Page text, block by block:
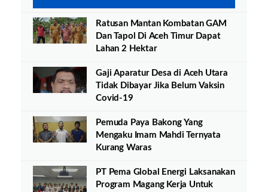
Ratusan Mantan Kombatan GAM
Dan Tapol Di Aceh Timur Dapat
Lahan 2 Hektar
Gaji Aparatur Desa di Aceh Utara
Tidak Dibayar Jika Belum Vaksin
Covid-19
Pemuda Paya Bakong Yang
Mengaku Imam Mahdi Ternyata
Kurang Waras
PT Pema Global Energi Laksanakan
Program Magang Kerja Untuk